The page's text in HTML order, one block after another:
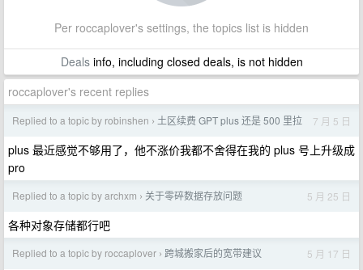
Per roccaplover's settings, the topics list is hidden
Dealsinfo, including closed deals, is not hidden
roccaplover's recent replies
Replied to a topic by robinshen › 土区续费 GPT plus 还是 500 里拉 7 月 5 日
plus 最近感觉不够用了，他不涨价我都不舍得在我的 plus 号上升级成
pro
Replied to a topic by archxm › 关于零碎数据存放问题 5 月 25 日
各种对象存储都行吧
Replied to a topic by roccaplover › 跨城搬家后的宽带建议 5 月 17 日